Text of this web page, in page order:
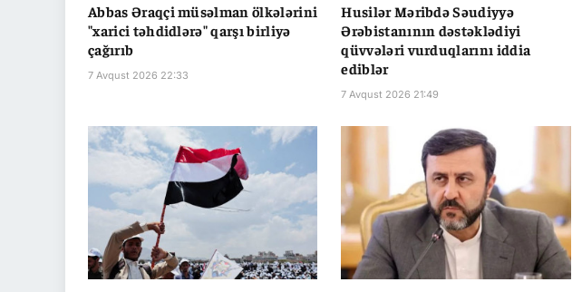
Abbas Əraqçi müsəlman ölkələrini
"xarici təhdidlərə" qarşı birliyə
çağırıb
7 Avqust 2026 22:33
Husilər Məribdə Səudiyyə
Ərəbistanının dəstəklədiyi
qüvvələri vurduqlarını iddia
ediblər
7 Avqust 2026 21:49